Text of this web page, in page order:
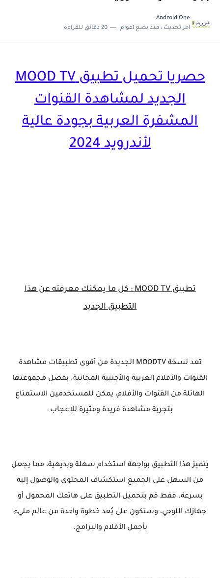
Android One
اخر تحديث : منذ بضع اعوام 20 دقائق للقراءة
حصريا تحميل تطبيق MOOD TV
الجديد لمشاهدة القنوات
المشفرة العربية بجودة عالية
لأندرويد 2024
تطبيق
MOOD TV : كل ما يمكنك معرفته عن هذا
التطبيق الجديد
تعد نسخة MOODTV الجديدة من أقوى تطبيقات مشاهدة
القنوات والأفلام العربية والأجنبية المجانية. بفضل مجموعتها
الهائلة من القنوات والأفلام، يمكن للمستخدمين الاستمتاع
بتجربة مشاهدة فريدة ومثيرة للإعجاب.
يتميز هذا التطبيق بواجهة استخدام سهلة وبديهية، مما يجعل
من السهل على الجميع استكشاف المحتوى والوصول إليه
بسرعة. فقط قم بتحميل التطبيق على هاتفك المحمول أو
جهازك اللوحي، وستكون على بُعد خطوة واحدة من عالم مليء
بأجمل الأفلام والبرامج.